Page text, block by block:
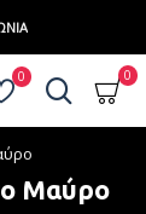
0 0
Μαύρο